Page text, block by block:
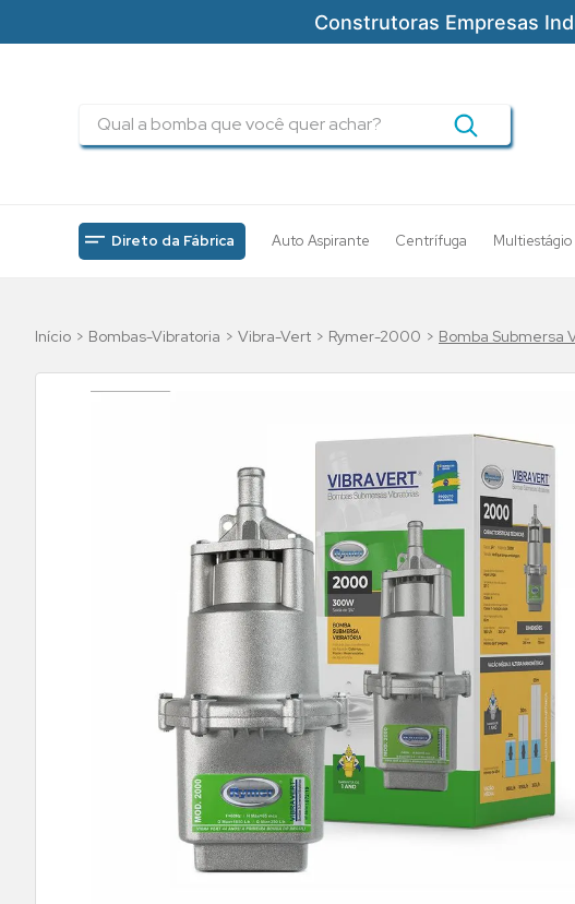
Construtoras Empresas
Direto da Fábrica Auto Aspirante Centrífuga Multiestágio
Bombas-Vibratoria Vibra-Vert Rymer-2000 Bomba Submersa
drenagem